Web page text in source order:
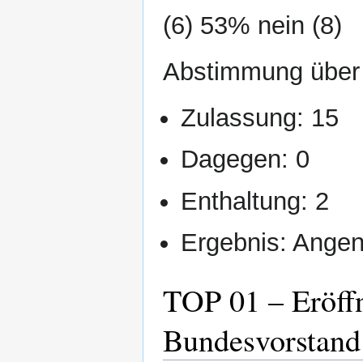
(6) 53% nein (8)
Abstimmung
Zulassung: 15
Dagegen: 0
Enthaltung: 2
Ergebnis:
TOP 01 –
Bundesvorstand